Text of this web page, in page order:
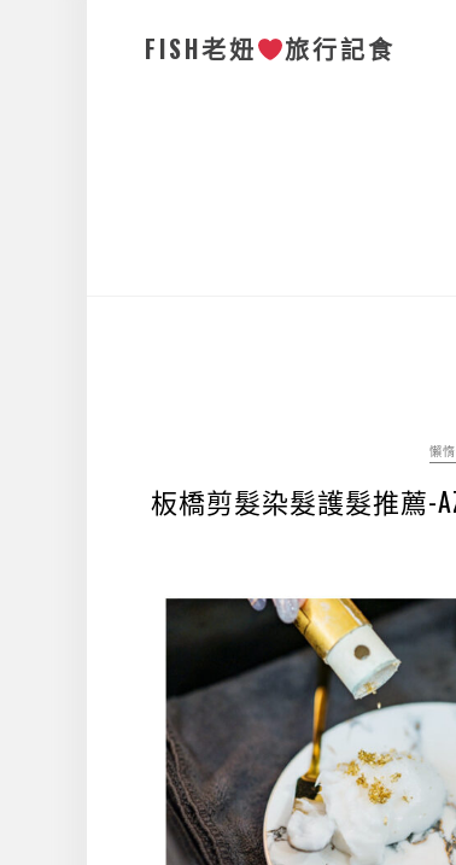
FISH老妞 旅行記食
懶
板橋剪髮染髮護髮推薦-